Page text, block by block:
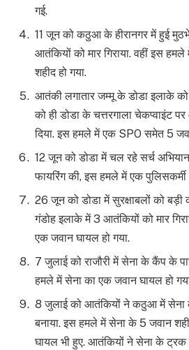
गई.
11 जून को कठुआ के हीरानगर में हुई
आतंकियों को मार गिराया. वहीं इस
शहीद हो गया.
आतंकी लगातार जम्मू के डोडा इलाके को
को ही डोडा के चत्तरगाला चेकप्वाइंट
दिया. इस हमले में एक SPO समेत 5
12 जून को डोडा में चल रहे सर्च
फायरिंग की, इस हमले में एक पुलिसकर्मी
26 जून को डोडा में सुरक्षाबलों को बड़ी
गंडोह इलाके में 3 आतंकियों को मार
एक जवान घायल हो गया.
7 जुलाई को राजौरी में सेना के कैंप के
हमले में सेना का एक जवान घायल हो
8 जुलाई को आतंकियों ने कठुआ में सेना
बनाया. इस हमले में सेना के 5 जवान
घायल भी हुए. आतंकियों ने सेना के